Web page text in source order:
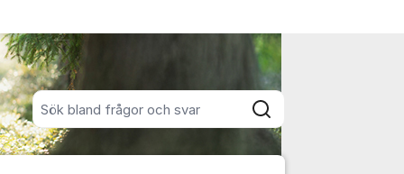
Sök bland alla inlägg
Sök